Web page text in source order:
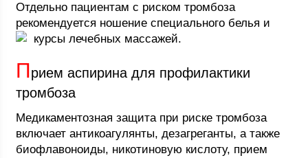
Отдельно пациентам с риском тромбоза
рекомендуется ношение специального белья и
курсы лечебных массажей.
Прием аспирина для профилактики
тромбоза
Медикаментозная защита при риске тромбоза
включает антикоагулянты, дезагреганты, а также
биофлавоноиды, никотиновую кислоту, прием